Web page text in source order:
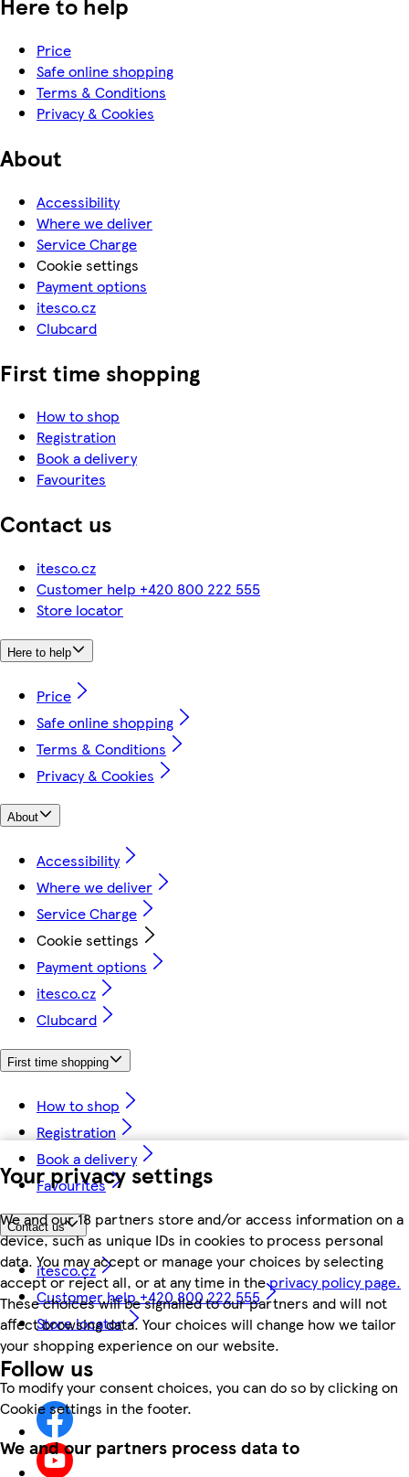
Your privacy settings
We and our 18 partners store and/or access information on a
device, such as unique IDs in cookies to process personal
data. You may accept or manage your choices by selecting
accept or reject all, or at any time in theprivacy policy page.
These choices will be signalled to our partners and will not
affect browsing data. Your choices will change how we tailor
your shopping experience on our website.
To modify your consent choices, you can do so by clicking on
Cookie settings in the footer.
We and our partners process data to
Price
Safe online shopping
Terms & Conditions
Privacy & Cookies
About
Accessibility
Where we deliver
Service Charge
Cookie settings
Payment options
itesco.cz
Clubcard
First time shopping
How to shop
Registration
Book a delivery
Favourites
Contact us
itesco.cz
Customer help +420 800 222 555
Store locator
Here to help
Price
Safe online shopping
Terms & Conditions
Privacy & Cookies
About
Accessibility
Where we deliver
Service Charge
Cookie settings
Payment options
itesco.cz
Clubcard
First time shopping
How to shop
Registration
Book a delivery
Favourites
Contact us
itesco.cz
Customer help +420 800 222 555
Store locator
Follow us